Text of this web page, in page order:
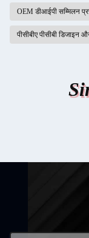
OEM डीआईपी सम्मिलन
पीसीबीए पीसीबी डिजाइन